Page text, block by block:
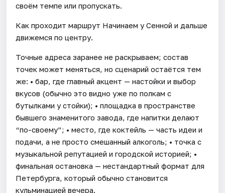
своём темпе или пропускать.
Как проходит маршрут Начинаем у Сенной и дальше
движемся по центру.
Точные адреса заранее не раскрываем; состав
точек может меняться, но сценарий остаётся тем
же: • бар, где главный акцент — настойки и выбор
вкусов (обычно это видно уже по полкам с
бутылками у стойки); • площадка в пространстве
бывшего знаменитого завода, где напитки делают
“по-своему”; • место, где коктейль — часть идеи и
подачи, а не просто смешанный алкоголь; • точка с
музыкальной репутацией и городской историей; •
финальная остановка — нестандартный формат для
Петербурга, который обычно становится
кульминацией вечера.